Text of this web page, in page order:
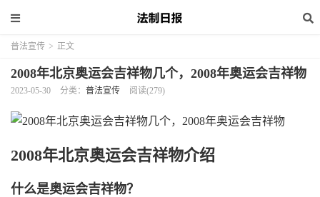
普法宣传 > 正文
2008年北京奥运会吉祥物几个，2008年奥运会吉祥物
2023-05-30 分类： 普法宣传 阅读(279)
2008年北京奥运会吉祥物介绍
什么是奥运会吉祥物？